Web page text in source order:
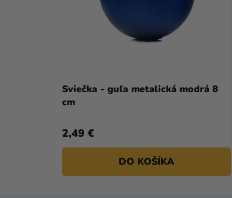
Sviečka - guľa metalická modrá 8
cm
2,49 €
DO KOŠÍKA